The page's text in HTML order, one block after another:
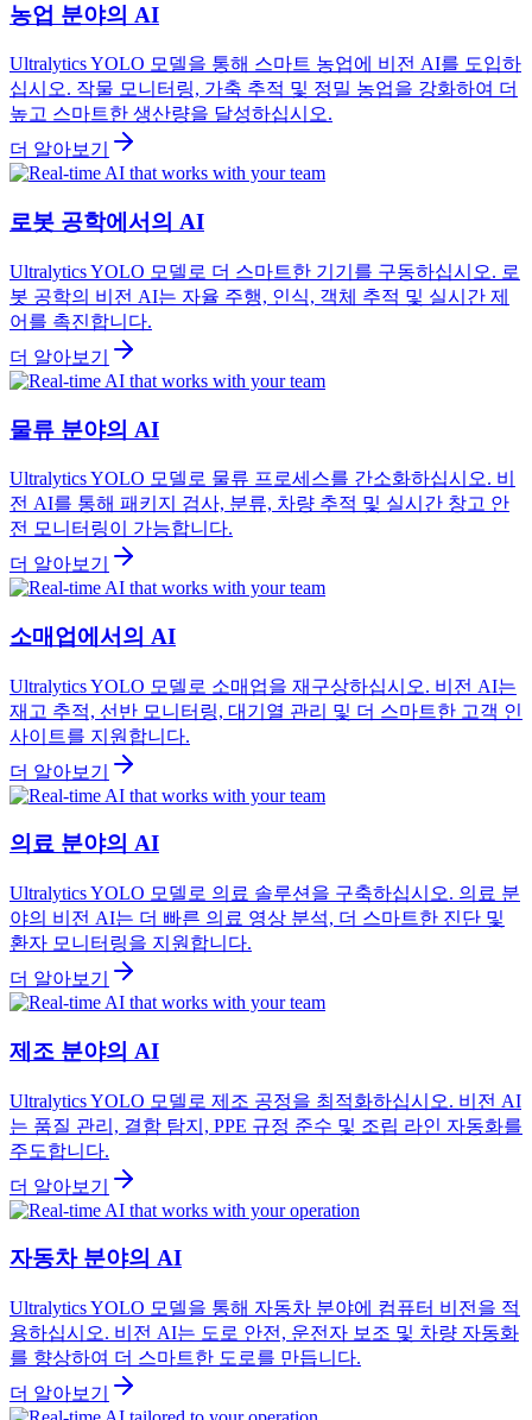
농업 분야의 AI
Ultralytics YOLO 모델을 통해 스마트 농업에 비전 AI를 도입하
십시오. 작물 모니터링, 가축 추적 및 정밀 농업을 강화하여 더
높고 스마트한 생산량을 달성하십시오.
더 알아보기
로봇 공학에서의 AI
Ultralytics YOLO 모델로 더 스마트한 기기를 구동하십시오. 로
봇 공학의 비전 AI는 자율 주행, 인식, 객체 추적 및 실시간 제
어를 촉진합니다.
더 알아보기
물류 분야의 AI
Ultralytics YOLO 모델로 물류 프로세스를 간소화하십시오. 비
전 AI를 통해 패키지 검사, 분류, 차량 추적 및 실시간 창고 안
전 모니터링이 가능합니다.
더 알아보기
소매업에서의 AI
Ultralytics YOLO 모델로 소매업을 재구상하십시오. 비전 AI는
재고 추적, 선반 모니터링, 대기열 관리 및 더 스마트한 고객 인
사이트를 지원합니다.
더 알아보기
의료 분야의 AI
Ultralytics YOLO 모델로 의료 솔루션을 구축하십시오. 의료 분
야의 비전 AI는 더 빠른 의료 영상 분석, 더 스마트한 진단 및
환자 모니터링을 지원합니다.
더 알아보기
제조 분야의 AI
Ultralytics YOLO 모델로 제조 공정을 최적화하십시오. 비전 AI
는 품질 관리, 결함 탐지, PPE 규정 준수 및 조립 라인 자동화를
주도합니다.
더 알아보기
자동차 분야의 AI
Ultralytics YOLO 모델을 통해 자동차 분야에 컴퓨터 비전을 적
용하십시오. 비전 AI는 도로 안전, 운전자 보조 및 차량 자동화
를 향상하여 더 스마트한 도로를 만듭니다.
더 알아보기